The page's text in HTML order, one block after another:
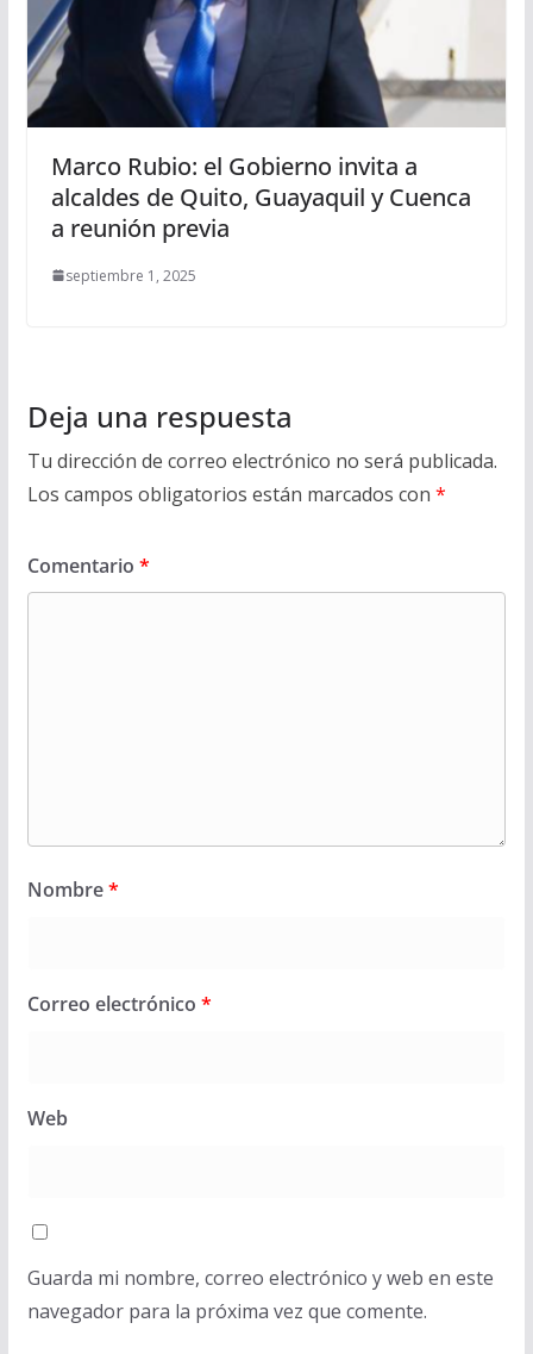
Marco Rubio: el Gobierno invita a
alcaldes de Quito, Guayaquil y Cuenca
a reunión previa
septiembre 1, 2025
Deja una respuesta
Tu dirección de correo electrónico no será publicada.
Los campos obligatorios están marcados con *
Comentario *
Nombre*
Correo electrónico *
Web
Guarda mi nombre, correo electrónico y web en este
navegador para la próxima vez que comente.